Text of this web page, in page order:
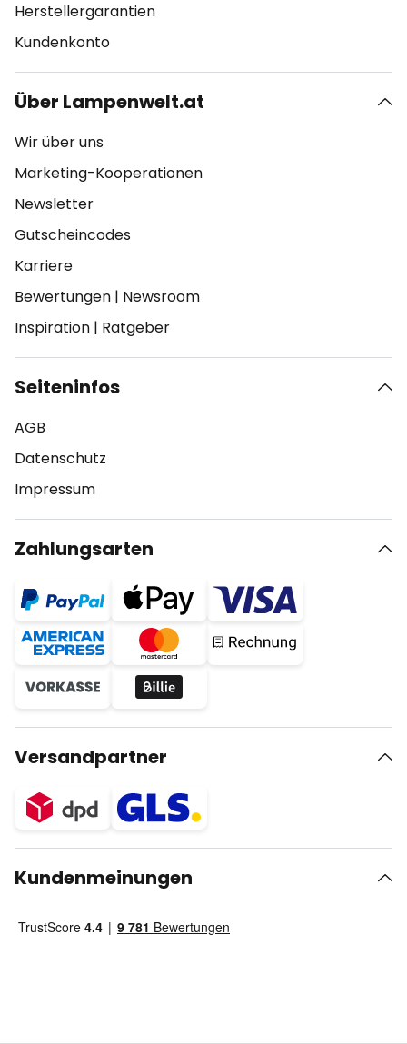
Herstellergarantien
Kundenkonto
Über Lampenwelt.at
Wir über uns
Marketing-Kooperationen
Newsletter
Gutscheincodes
Karriere
Bewertungen | Newsroom
Inspiration | Ratgeber
Seiteninfos
AGB
Datenschutz
Impressum
Zahlungsarten
Versandpartner
Kundenmeinungen